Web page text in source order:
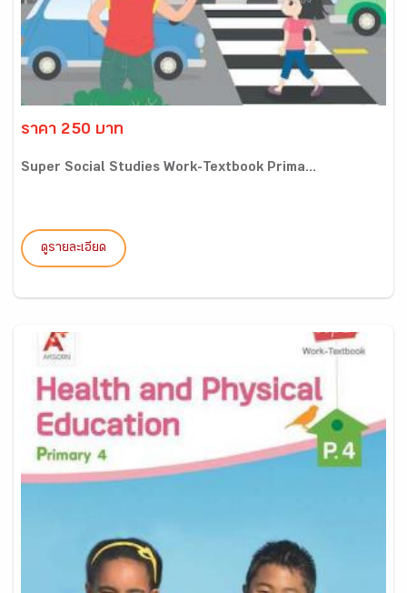
ราคา 250 บาท
Super Social Studies Work-Textbook Prima...
ดูรายละเอียด